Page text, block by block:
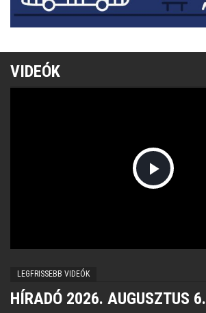
VIDEÓK
Play
LEGFRISSEBB VIDEÓK
HÍRADÓ 2026. AUGUSZTUS 6.